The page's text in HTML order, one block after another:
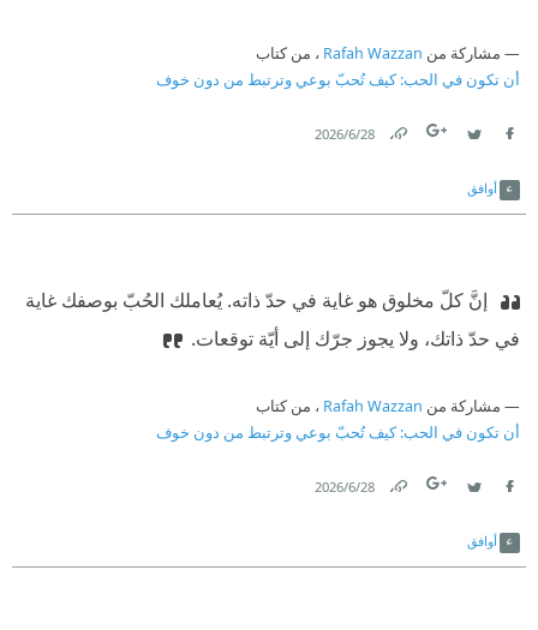
مشاركة من Rafah Wazzan ، من كتاب
أن تكون في الحب: كيف تُحبّ بوعي وترتبط من دون خوف
28‏/6‏/2026
أوافق
‫ إنَّ كلّ مخلوق هو غاية في حدّ ذاته. يُعاملك الحُبّ بوصفك غاية
في حدّ ذاتك، ولا يجوز جرّك إلى أيّة توقعات.
مشاركة من Rafah Wazzan ، من كتاب
أن تكون في الحب: كيف تُحبّ بوعي وترتبط من دون خوف
28‏/6‏/2026
أوافق